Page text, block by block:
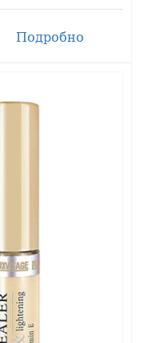
Подробно